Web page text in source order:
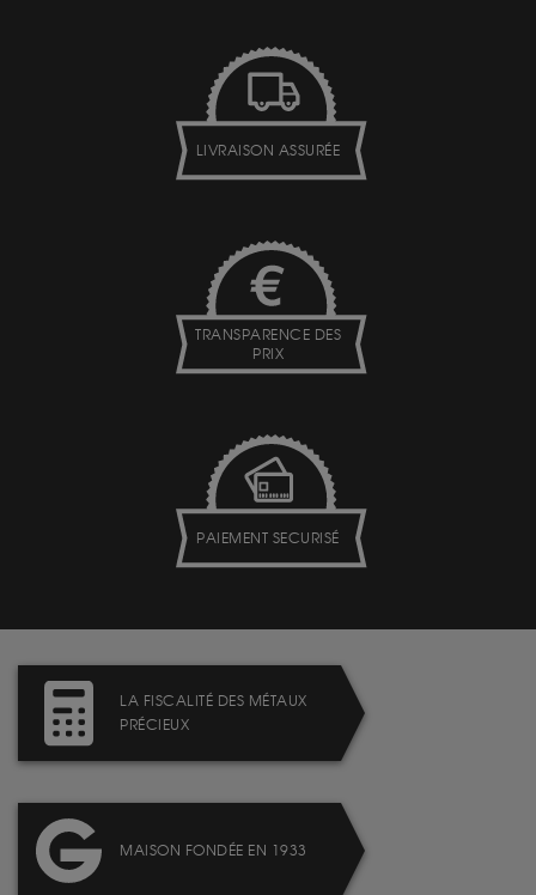
LIVRAISON ASSURÉE
TRANSPARENCE DES
PRIX
PAIEMENT SECURISÉ
LA FISCALITÉ DES MÉTAUX
PRÉCIEUX
MAISON FONDÉE EN 1933